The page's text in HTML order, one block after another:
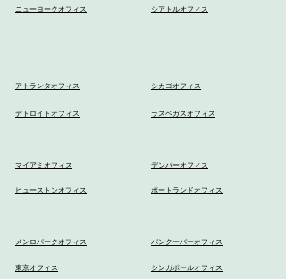
ニューヨークオフィス シアトルオフィス
アトランタオフィス
デトロイトオフィス
マイアミオフィス
ヒューストンオフィス
メンロパークオフィス
東京オフィス
シカゴオフィス
ラスベガスオフィス
デンバーオフィス
ポートランドオフィス
バンクーバーオフィス
シンガポールオフィス